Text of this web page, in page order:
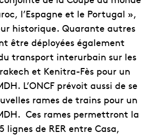
l’Espagne et le Portugal »,
historique. Quarante autres
être déployées également
transport interurbain sur les
et Kenitra-Fès pour un
L’ONCF prévoit aussi de se
rames de trains pour un
Ces rames permettront la
lignes de RER entre Casa,